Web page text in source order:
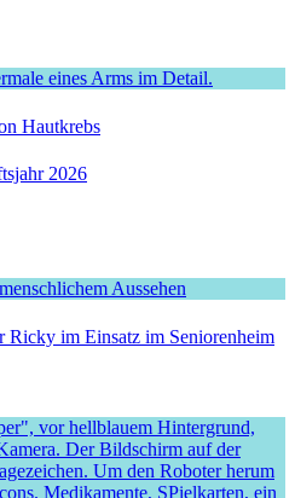
Hautkrebs
2026
Ricky im Einsatz im Seniorenheim